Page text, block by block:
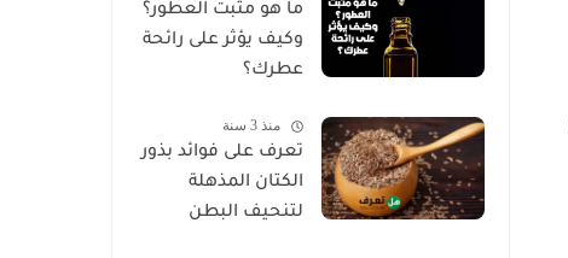
ما هو مثبت العطور؟
وكيف يؤثر على رائحة
عطرك؟
منذ 3 سنة
تعرف على فوائد بذور
الكتان المذهلة
لتنحيف البطن